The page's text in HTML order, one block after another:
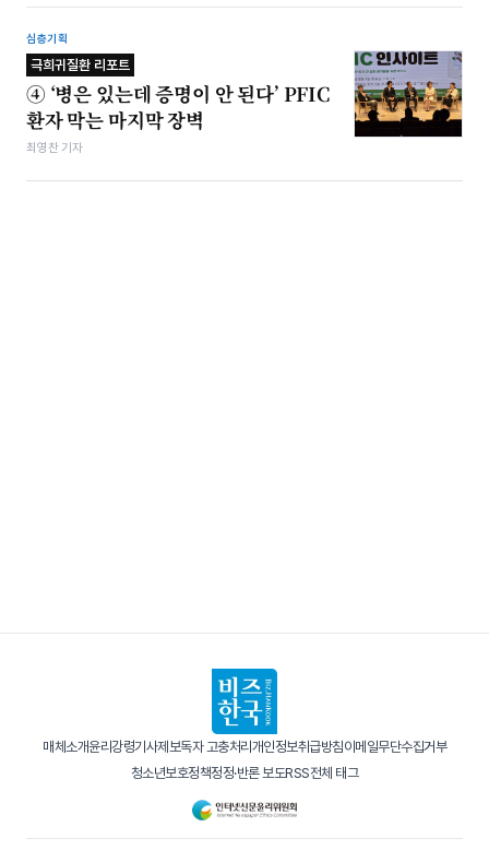
심층기획
극희귀질환 리포트
④ ‘병은 있는데 증명이 안 된다’ PFIC
환자 막는 마지막 장벽
최영찬 기자
매체소개윤리강령기사제보독자 고충처리 개인정보취급방침이메일무단수집거부
청소년보호정책정정·반론 보도RSS전체 태그